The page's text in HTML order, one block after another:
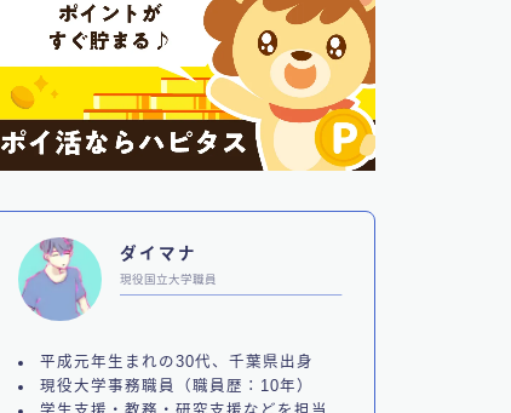
ダイマナ
現役国立大学職員
平成元年生まれの30代、千葉県出身
現役大学事務職員（職員歴：10年）